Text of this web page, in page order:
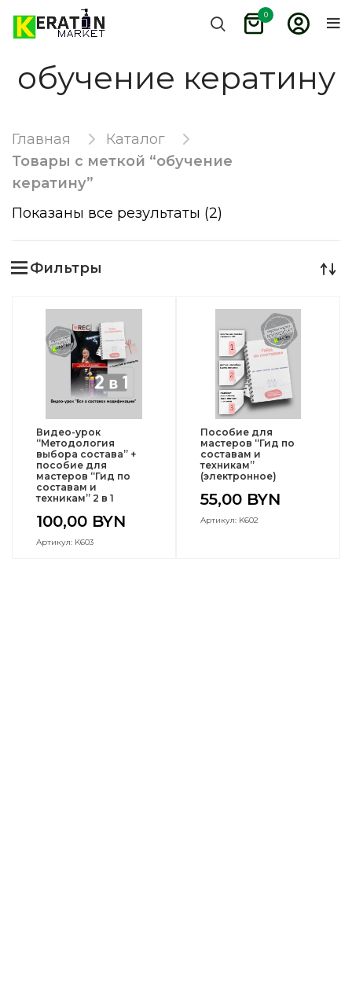
0
обучение кератину
Главная
Каталог
Товары с меткой “обучение
кератину”
Показаны все результаты (2)
Фильтры
Видео-урок
“Методология
выбора состава” +
пособие для
мастеров “Гид по
составам и
техникам” 2 в 1
100,00 BYN
Артикул: K603
Пособие для
мастеров “Гид по
составам и
техникам”
(электронное)
55,00 BYN
Артикул: K602